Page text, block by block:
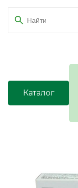
Каталог